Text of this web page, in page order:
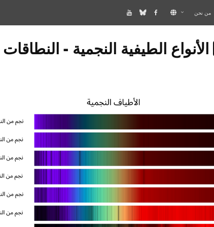
من نحن
PAGE DESCRIBES AN IMAGE
الأنواع الطيفية النجمية - النطاقات